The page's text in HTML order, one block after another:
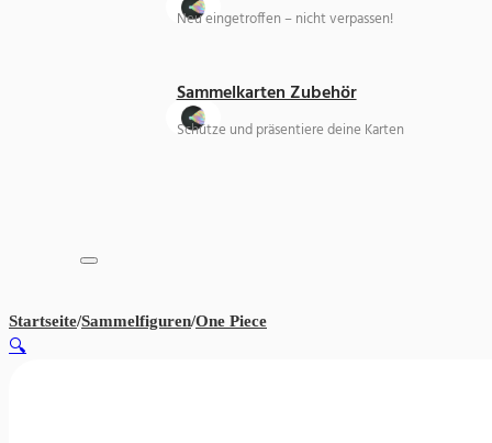
Neu eingetroffen – nicht verpassen!
Sammelkarten Zubehör
Schütze und präsentiere deine Karten
Startseite/Sammelfiguren/One Piece
🔍